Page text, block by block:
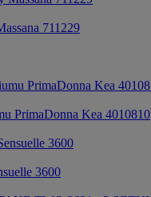
711229
PrimaDonna Kea 4010810
3600